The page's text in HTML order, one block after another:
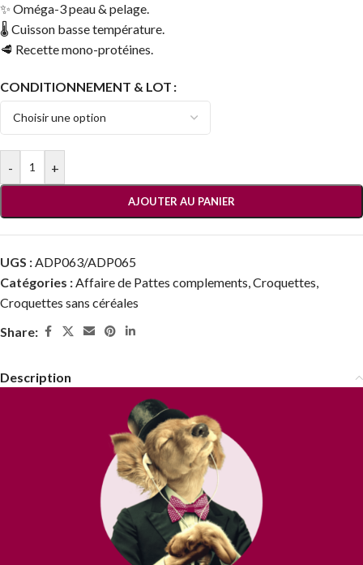
✨ Oméga-3 peau & pelage.
🌡️ Cuisson basse température.
🥩 Recette mono-protéines.
CONDITIONNEMENT & LOT
- +
AJOUTER AU PANIER
UGS :ADP063/ADP065
Catégories :Affaire de Pattes complements,Croquettes,
Croquettes sans céréales
Share:
Description